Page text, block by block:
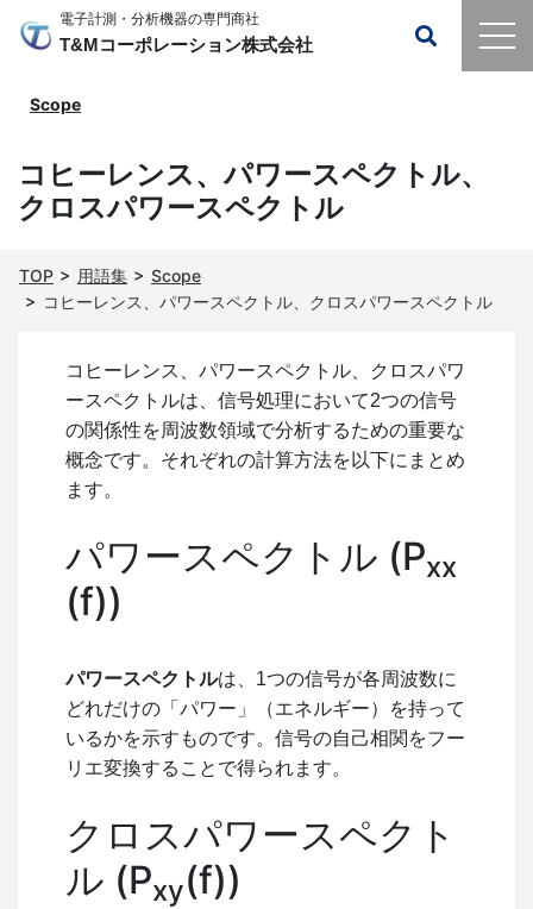
電子計測・分析機器の専門商社
T&Mコーポレーション株式会社
Scope
コヒーレンス、パワースペクトル、
クロスパワースペクトル
TOP 用語集
Scope
コヒーレンス、パワースペクトル、クロスパワースペクトル
コヒーレンス、パワースペクトル、クロスパワ
ースペクトルは、信号処理において2つの信号
の関係性を周波数領域で分析するための重要な
概念です。それぞれの計算方法を以下にまとめ
ます。
パワースペクトル (Pxx
(f))
パワースペクトルは、1つの信号が各周波数に
どれだけの「パワー」（エネルギー）を持って
いるかを示すものです。信号の自己相関をフー
リエ変換することで得られます。
クロスパワースペクト
ル (Pxy(f))